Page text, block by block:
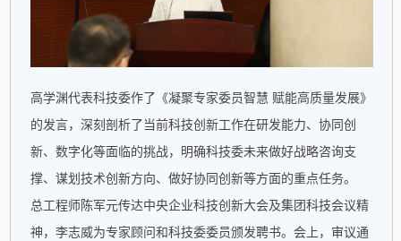
高学渊代表科技委作了《凝聚专家委员智慧 赋能高质量发展》
的发言，深刻剖析了当前科技创新工作在研发能力、协同创
新、数字化等面临的挑战，明确科技委未来做好战略咨询支
撑、谋划技术创新方向、做好协同创新等方面的重点任务。
总工程师陈军元传达中央企业科技创新大会及集团科技会议精
神，李志威为专家顾问和科技委委员颁发聘书。会上，审议通